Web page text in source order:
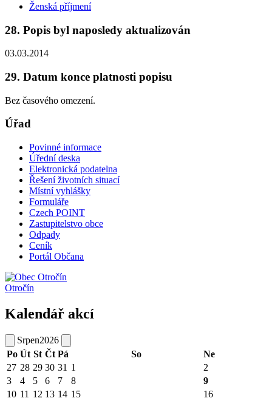
Ženská příjmení
28. Popis byl naposledy aktualizován
03.03.2014
29. Datum konce platnosti popisu
Bez časového omezení.
Úřad
Povinné informace
Úřední deska
Elektronická podatelna
Řešení životních situací
Místní vyhlášky
Formuláře
Czech POINT
Zastupitelstvo obce
Odpady
Ceník
Portál Občana
Otročín
Kalendář akcí
Srpen2026
Po Út St Čt Pá So
Ne
27 28 29 30 31 1
2
3
4 5 6 7 8
9
10 11 12 13 14 15 16